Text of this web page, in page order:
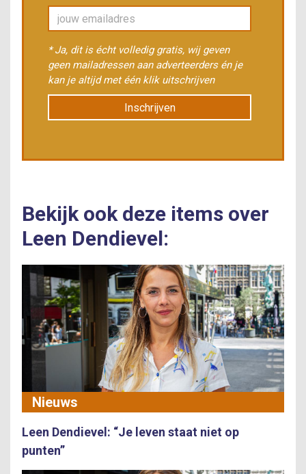
* Ja, dit is écht volledig gratis, wij geven
geen mailadressen aan adverteerders én je
kan je altijd met één klik uitschrijven
Inschrijven
Bekijk ook deze items over
Leen Dendievel:
Nieuws
Leen Dendievel: “Je leven staat niet op
punten”